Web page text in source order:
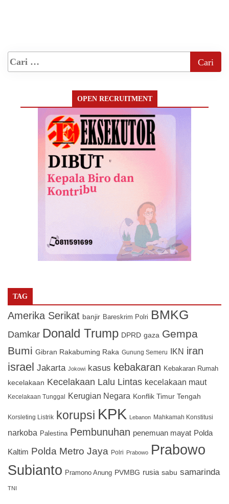
OPEN RECRUITMENT
TAG
Amerika Serikat banjir Bareskrim Polri BMKG
Damkar Donald Trump DPRD gaza Gempa
Bumi Gibran Rakabuming Raka Gunung Semeru IKN iran
israel Jakarta Jokowi kasus kebakaran Kebakaran Rumah
kecelakaan Kecelakaan Lalu Lintas kecelakaan maut
Kecelakaan Tunggal Kerugian Negara Konflik Timur Tengah
Korsleting Listrik korupsi KPK Lebanon Mahkamah Konstitusi
narkoba Palestina Pembunuhan penemuan mayat Polda
Kaltim Polda Metro Jaya Polri Prabowo Prabowo
Subianto Pramono Anung PVMBG rusia sabu samarinda
TNI